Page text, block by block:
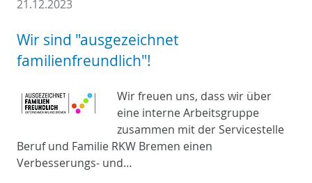
21.12.2023
Wir sind "ausgezeichnet
familienfreundlich"!
Wir freuen uns, dass wir über
eine interne Arbeitsgruppe
zusammen mit der Servicestelle
Beruf und Familie RKW Bremen einen
Verbesserungs- und…